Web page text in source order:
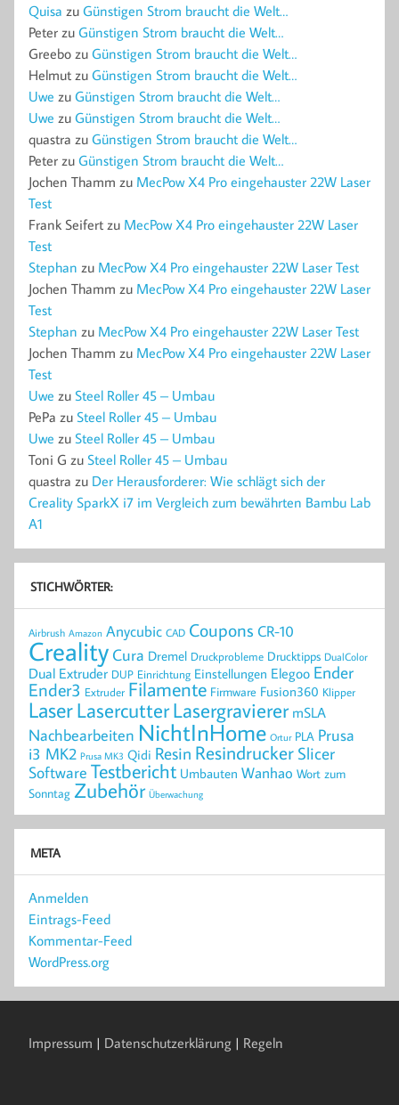
Quisa zu Günstigen Strom braucht die Welt…
Peter zu Günstigen Strom braucht die Welt…
Greebo zu Günstigen Strom braucht die Welt…
Helmut zu Günstigen Strom braucht die Welt…
Uwe zu Günstigen Strom braucht die Welt…
Uwe zu Günstigen Strom braucht die Welt…
quastra zu Günstigen Strom braucht die Welt…
Peter zu Günstigen Strom braucht die Welt…
Jochen Thamm zu MecPow X4 Pro eingehauster 22W Laser
Test
Frank Seifert zu MecPow X4 Pro eingehauster 22W Laser
Test
Stephan zu MecPow X4 Pro eingehauster 22W Laser Test
Jochen Thamm zu MecPow X4 Pro eingehauster 22W Laser
Test
Stephan zu MecPow X4 Pro eingehauster 22W Laser Test
Jochen Thamm zu MecPow X4 Pro eingehauster 22W Laser
Test
Uwe zu Steel Roller 45 – Umbau
PePa zu Steel Roller 45 – Umbau
Uwe zu Steel Roller 45 – Umbau
Toni G zu Steel Roller 45 – Umbau
quastra zu Der Herausforderer: Wie schlägt sich der
Creality SparkX i7 im Vergleich zum bewährten Bambu Lab
A1
STICHWÖRTER:
Airbrush Amazon Anycubic CAD Coupons CR-10
Creality Cura Dremel Druckprobleme Drucktipps DualColor
Dual Extruder DUP Einrichtung Einstellungen Elegoo Ender
Ender3 Extruder Filamente Firmware Fusion360 Klipper
LaserLasercutterLasergravierer mSLA
Nachbearbeiten NichtInHome Ortur PLA Prusa
i3 MK2 Prusa MK3 Qidi Resin Resindrucker Slicer
Software Testbericht Umbauten Wanhao Wort zum
Sonntag Zubehör Überwachung
META
Anmelden
Eintrags-Feed
Kommentar-Feed
WordPress.org
Impressum | Datenschutzerklärung | Regeln